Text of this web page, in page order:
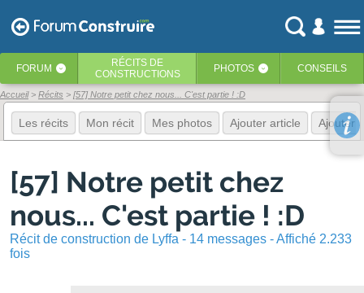
FORUM ‹ RÉCITS DE
CONSTRUCTIONS
PHOTOS ‹ CONSEILS
Accueil Récits [57] Notre petit chez nous... C'est partie ! :D
Les récits Mon récit Mes photos Ajouter article Ajouter
[57] Notre petit chez
nous... C'est partie ! :D
Récit de construction de Lyffa - 14 messages - Affiché 2.233
fois